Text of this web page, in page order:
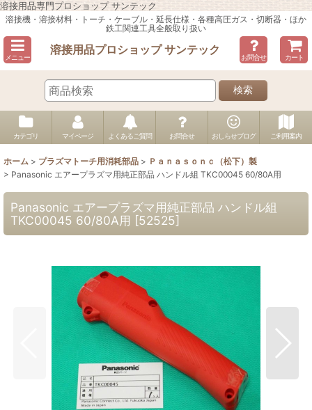
溶接用品専門プロショップ サンテック
溶接機・溶接材料・トーチ・ケーブル・延長仕様・各種高圧ガス・切断器・ほか
鉄工関連工具全般取り扱い
メニュー
溶接用品プロショップ サンテック
お問合せ カート
検索
カテゴリ マイページ よくあるご質問 お問合せ おしらせブログ ご利用案内
ホーム > プラズマトーチ用消耗部品 > Ｐａｎａｓｏｎｃ（松下）製
> Panasonic エアープラズマ用純正部品 ハンドル組 TKC00045 60/80A用
Panasonic エアープラズマ用純正部品 ハンドル組
TKC00045 60/80A用 [52525]